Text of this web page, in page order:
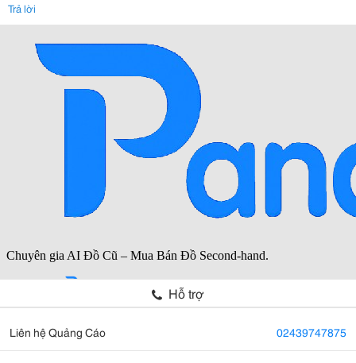
Trả lời
Hỗ trợ
Liên hệ Quảng Cáo 02439747875